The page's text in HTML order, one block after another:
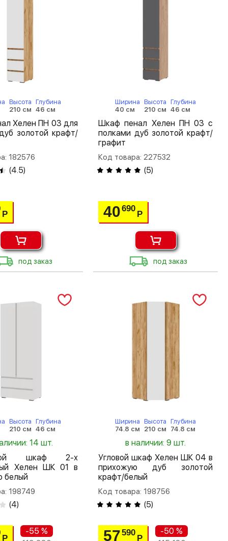
Высота
210 см
Глубина
46 см
Хелен ПН 03 для
золотой крафт/
182576
(4.5)
Р
под заказ
Ширина
40 см
Высота
210 см
Глубина
46 см
Шкаф пенал Хелен ПН 03 с
полками дуб золотой крафт/
графит
Код товара: 227532
(5)
40690
Р
под заказ
Высота
210 см
Глубина
46 см
14 шт.
шкаф 2-х
Хелен ШК 01 в
белый
198749
(4)
Р
-55 %
Ширина
74.8 см
Высота
210 см
Глубина
74.8 см
в наличии: 9 шт.
Угловой шкаф Хелен ШК 04 в
прихожую дуб золотой
крафт/белый
Код товара: 198756
(5)
57590
Р
-50 %